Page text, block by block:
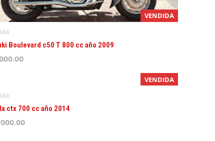
VENDIDA
Boulevard c50 T 800 cc año 2009
VENDIDA
ctx 700 cc año 2014